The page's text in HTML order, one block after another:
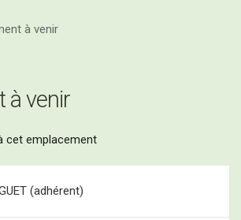
à venir
à venir
cet emplacement
(adhérent)